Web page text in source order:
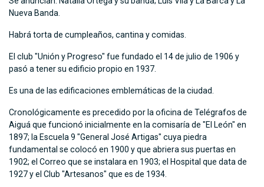
Nueva Banda.
Habrá torta de cumpleaños, cantina y comidas.
El club "Unión y Progreso" fue fundado el 14 de julio de 1906 y
pasó a tener su edificio propio en 1937.
Es una de las edificaciones emblemáticas de la ciudad.
Cronológicamente es precedido por la oficina de Telégrafos de
Aiguá que funcionó inicialmente en la comisaría de "El León" en
1897; la Escuela 9 "General José Artigas" cuya piedra
fundamental se colocó en 1900 y que abriera sus puertas en
1902; el Correo que se instalara en 1903; el Hospital que data de
1927 y el Club "Artesanos" que es de 1934.